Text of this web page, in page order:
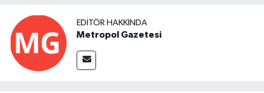
EDITÖR HAKKINDA
Metropol Gazetesi